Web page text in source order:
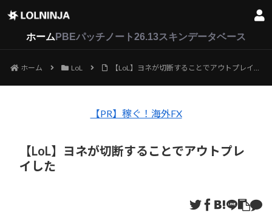
ホーム PBEパッチノート26.13スキンデータベース
ホーム LoL 【LoL】ヨネが切断することでアウトプレイした
【PR】稼ぐ！海外FX
【LoL】ヨネが切断することでアウトプレ
イした